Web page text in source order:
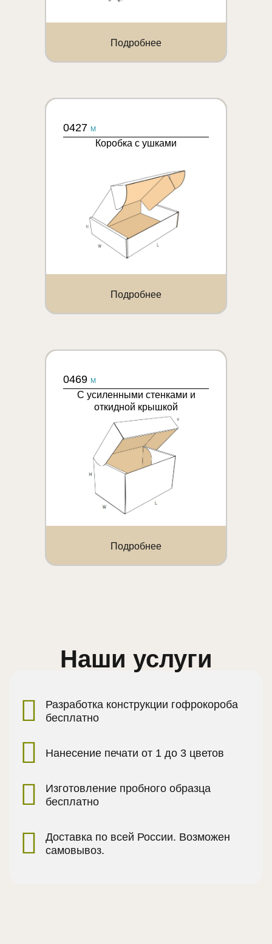
Подробнее
0427 M
Коробка с ушками
Подробнее
0469 M
С усиленными стенками и
откидной крышкой
Подробнее
Наши услуги
Разработка конструкции гофрокороба
бесплатно
Нанесение печати от 1 до 3 цветов
Изготовление пробного образца
бесплатно
Доставка по всей России. Возможен
самовывоз.